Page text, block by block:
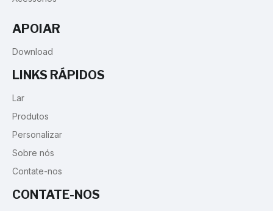
APOIAR
Download
LINKS RÁPIDOS
Lar
Produtos
Personalizar
Sobre nós
Contate-nos
CONTATE-NOS